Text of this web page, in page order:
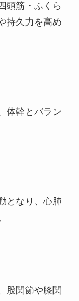
頭筋・ふくら
持久力を高め
体幹とバラン
となり、心肺
股関節や膝関